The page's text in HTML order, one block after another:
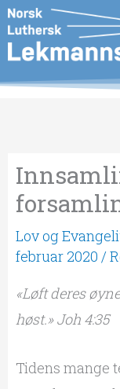
Hopp
rett
til
innholdet
Lov og
februar 2020 /
«Løft deres
høst.» Joh 4:35
Tidens mange